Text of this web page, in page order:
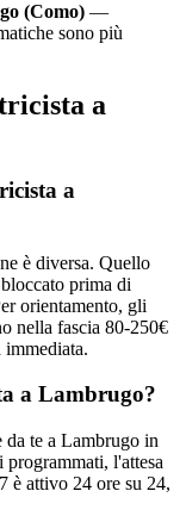
(Como) —
sono più
a
a
è diversa. Quello
prima di
orientamento, gli
nella fascia 80-250€
a Lambrugo?
da te a Lambrugo in
l'attesa
è attivo 24 ore su 24,